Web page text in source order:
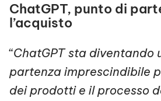
ChatGPT, punto di
l’acquisto
“ChatGPT sta diventando
partenza imprescindibile
dei prodotti e il processo